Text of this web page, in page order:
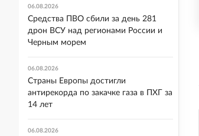
06.08.2026
Средства ПВО сбили за день 281
дрон ВСУ над регионами России и
Черным морем
06.08.2026
Страны Европы достигли
антирекорда по закачке газа в ПХГ за
14 лет
06.08.2026